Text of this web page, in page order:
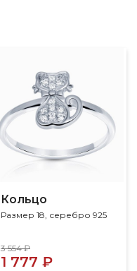
Кольцо
Размер 18, серебро 925
3 554 ₽
1 777 ₽